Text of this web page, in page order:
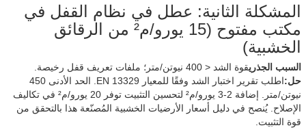
المشكلة الثانية: عطل في نظام القفل في
مكتب مفتوح (15 يورو/م² من الرقائق
الخشبية)
السبب الجذريقوة الشد < 400 نيوتن/متر؛ ملفات تعريف قفل رخيصة.
حل:
اطلب تقرير اختبار الشد وفقًا للمعيار EN 13329. الحد الأدنى 450
نيوتن/متر. إضافة 2-3 يورو/م² لتحسين التثبيت توفر 20 يورو/م² في تكاليف
الإصلاح. يُنصح في دليل أسعار الأرضيات الخشبية المُصنّعة هذا بالتحقق من
قوة التثبيت.